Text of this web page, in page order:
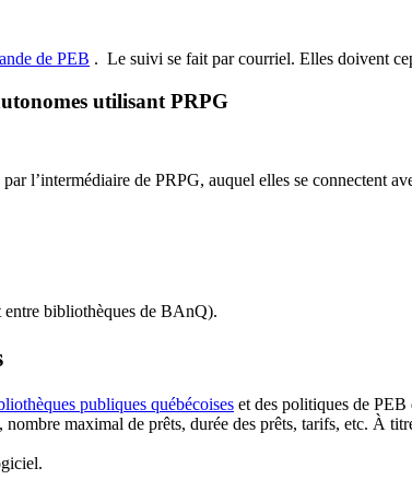
de PEB . Le suivi se fait par courriel. Elles doivent
utilisant PRPG
l’intermédiaire de PRPG, auquel elles se connectent
entre bibliothèques de BAnQ).
publiques québécoises et des politiques de PEB
maximal de prêts, durée des prêts, tarifs, etc. À